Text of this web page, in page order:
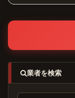
業者を検索